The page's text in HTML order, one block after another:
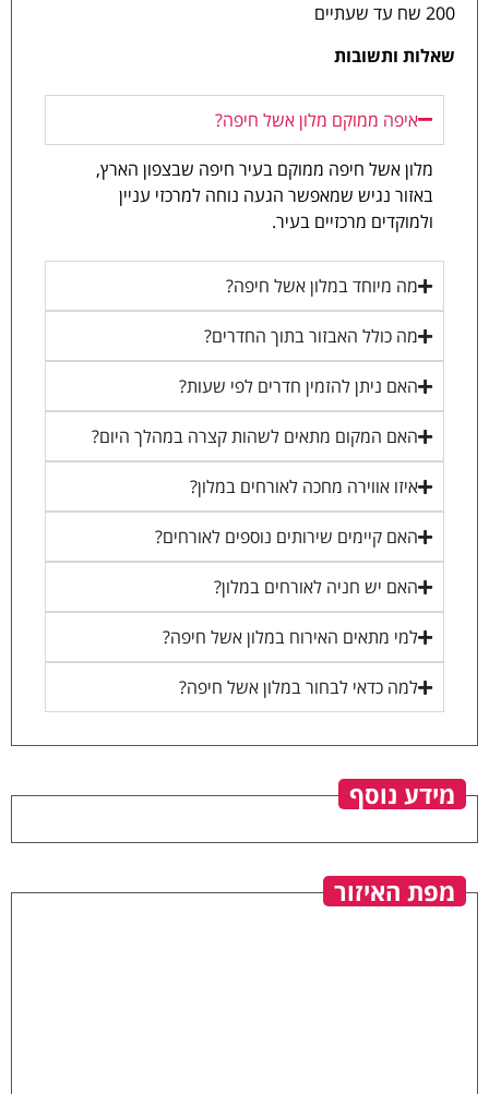
200 שח עד שעתיים
שאלות ותשובות
איפה ממוקם מלון אשל חיפה?
מלון אשל חיפה ממוקם בעיר חיפה שבצפון הארץ,
באזור נגיש שמאפשר הגעה נוחה למרכזי עניין
ולמוקדים מרכזיים בעיר.
מה מיוחד במלון אשל חיפה?
מה כולל האבזור בתוך החדרים?
האם ניתן להזמין חדרים לפי שעות?
האם המקום מתאים לשהות קצרה במהלך היום?
איזו אווירה מחכה לאורחים במלון?
האם קיימים שירותים נוספים לאורחים?
האם יש חניה לאורחים במלון?
למי מתאים האירוח במלון אשל חיפה?
למה כדאי לבחור במלון אשל חיפה?
מידע נוסף
מפת האיזור